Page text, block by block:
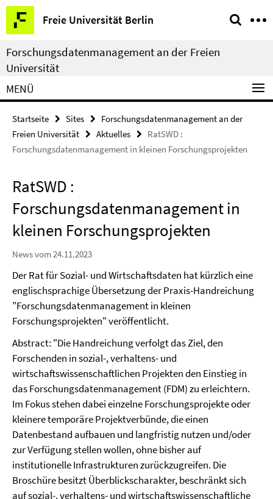
Springe
direkt
zu
Inhalt
Freie Universität Berlin
Service-
Navigation
Forschungsdatenmanagement an der Freien
Universität
MENÜ
Startseite Sites
Forschungsdatenmanagement an der
Freien Universität
Aktuelles
RatSWD :
Forschungsdatenmanagement in kleinen Forschungsprojekten
RatSWD :
Forschungsdatenmanagement in
kleinen Forschungsprojekten
News vom 24.11.2023
Der Rat für Sozial- und Wirtschaftsdaten hat kürzlich eine
englischsprachige Übersetzung der Praxis-Handreichung
"Forschungsdatenmanagement in kleinen
Forschungsprojekten" veröffentlicht.
Abstract: "Die Handreichung verfolgt das Ziel, den
Forschenden in sozial-, verhaltens- und
wirtschaftswissenschaftlichen Projekten den Einstieg in
das Forschungsdatenmanagement (FDM) zu erleichtern.
Im Fokus stehen dabei einzelne Forschungsprojekte oder
kleinere temporäre Projektverbünde, die einen
Datenbestand aufbauen und langfristig nutzen und/oder
zur Verfügung stellen wollen, ohne bisher auf
institutionelle Infrastrukturen zurückzugreifen. Die
Broschüre besitzt Überblickscharakter, beschränkt sich
auf sozial-, verhaltens- und wirtschaftswissenschaftliche